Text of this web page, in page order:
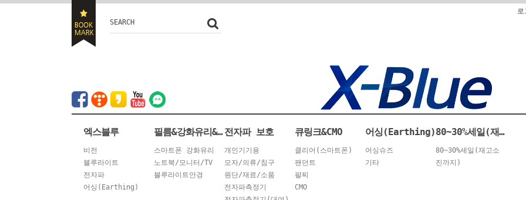
SEARCH
로
엑스블루
비전
블루라이트
전자파
어싱(Earthing)
필름&강화유리&안경
스마트폰 강화유리
노트북/모니터/TV
블루라이트안경
전자파 보호
개인기기용
모자/의류/침구
원단/재료/소품
전자파측정기
큐링크&CMO
클리어(스마트폰)
팬던트
팔찌
CMO
어싱(Earthing)
어싱슈즈
기타
80~30%세일(재고소진까지)
80~30%세일(재고소
진까지)